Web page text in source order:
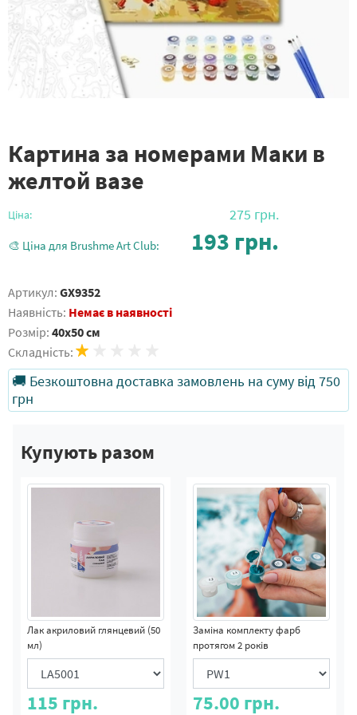
Картина за номерами Маки в
желтой вазе
Ціна: 275 грн.
🎨 Ціна для Brushme Art Club: 193 грн.
Артикул: GX9352
Наявність: Немає в наявності
Розмір: 40x50 см
Складність:
🚚 Безкоштовна доставка замовлень на суму від 750
грн
Купують разом
Лак акриловий глянцевий (50
мл)
115 грн.
Заміна комплекту фарб
протягом 2 років
75.00 грн.